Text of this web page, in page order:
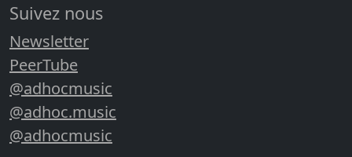
Suivez nous
Newsletter
PeerTube
@adhocmusic
@adhoc.music
@adhocmusic